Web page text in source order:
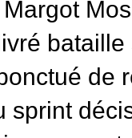
de
sprint